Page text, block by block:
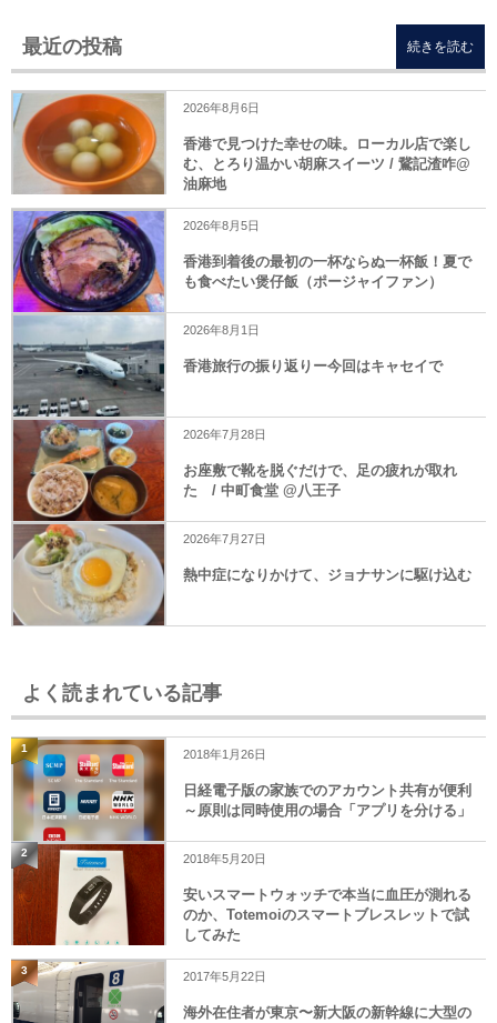
最近の投稿
2026年8月6日
香港で見つけた幸せの味。ローカル店で楽し
む、とろり温かい胡麻スイーツ / 鵞記渣咋@
油麻地
2026年8月5日
香港到着後の最初の一杯ならぬ一杯飯！夏で
も食べたい煲仔飯（ポージャイファン）
2026年8月1日
香港旅行の振り返りー今回はキャセイで
2026年7月28日
お座敷で靴を脱ぐだけで、足の疲れが取れ
た / 中町食堂 @八王子
2026年7月27日
熱中症になりかけて、ジョナサンに駆け込む
続きを読む
よく読まれている記事
1 2018年1月26日
日経電子版の家族でのアカウント共有が便利
～原則は同時使用の場合「アプリを分ける」
2 2018年5月20日
安いスマートウォッチで本当に血圧が測れる
のか、Totemoiのスマートブレスレットで試
してみた
3 2017年5月22日
海外在住者が東京〜新大阪の新幹線に大型の